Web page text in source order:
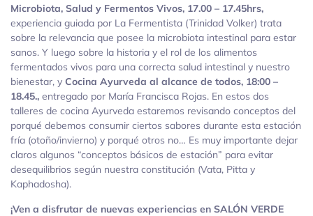
Microbiota, Salud y Fermentos Vivos, 17.00 – 17.45hrs,
experiencia guiada por La Fermentista (Trinidad Volker) trata
sobre la relevancia que posee la microbiota intestinal para estar
sanos. Y luego sobre la historia y el rol de los alimentos
fermentados vivos para una correcta salud intestinal y nuestro
bienestar, y Cocina Ayurveda al alcance de todos, 18:00 –
18.45., entregado por María Francisca Rojas. En estos dos
talleres de cocina Ayurveda estaremos revisando conceptos del
porqué debemos consumir ciertos sabores durante esta estación
fría (otoño/invierno) y porqué otros no… Es muy importante dejar
claros algunos “conceptos básicos de estación” para evitar
desequilibrios según nuestra constitución (Vata, Pitta y
Kaphadosha).
¡Ven a disfrutar de nuevas experiencias en SALÓN VERDE